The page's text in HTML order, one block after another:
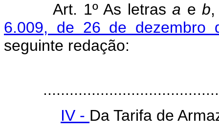
Art. 1º As letras a e b
6.009, de 26 de dezembro
seguinte redação:
IV - Da Tarifa de